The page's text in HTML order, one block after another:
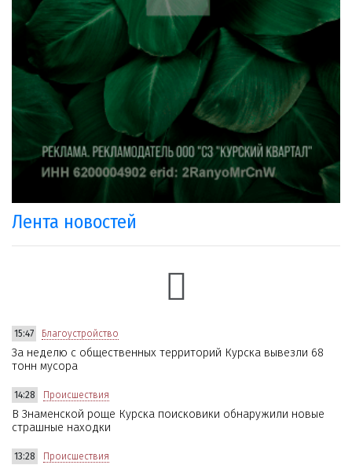
Лента новостей
15:47 Благоустройство
За неделю с общественных территорий Курска вывезли 68
тонн мусора
14:28 Происшествия
В Знаменской роще Курска поисковики обнаружили новые
страшные находки
13:28 Происшествия